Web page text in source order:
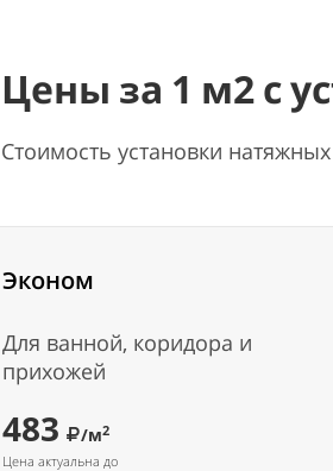
Цены за 1 м2 с
Стоимость установки
Эконом
Для ванной, коридора и
прихожей
483 /м2
Цена актуальна до